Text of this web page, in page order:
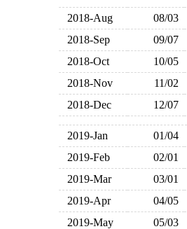
2018-Aug
08/03
2018-Sep
09/07
2018-Oct
10/05
2018-Nov
11/02
2018-Dec
12/07
2019-Jan 01/04
2019-Feb
02/01
2019-Mar
03/01
2019-Apr
04/05
2019-May
05/03